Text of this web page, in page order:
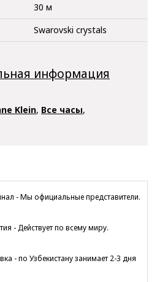
30 м
Swarovski crystals
информация
Klein, Все часы,
- Мы официальные представители.
- Действует по всему миру.
- по Узбекистану занимает 2-3 дня